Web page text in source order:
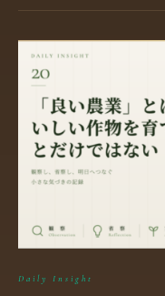
Daily Insight